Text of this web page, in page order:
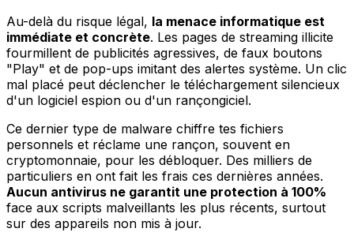
Au-delà du risque légal, la menace informatique est
immédiate et concrète. Les pages de streaming illicite
fourmillent de publicités agressives, de faux boutons
"Play" et de pop-ups imitant des alertes système. Un clic
mal placé peut déclencher le téléchargement silencieux
d'un logiciel espion ou d'un rançongiciel.
Ce dernier type de malware chiffre tes fichiers
personnels et réclame une rançon, souvent en
cryptomonnaie, pour les débloquer. Des milliers de
particuliers en ont fait les frais ces dernières années.
Aucun antivirus ne garantit une protection à 100%
face aux scripts malveillants les plus récents, surtout
sur des appareils non mis à jour.